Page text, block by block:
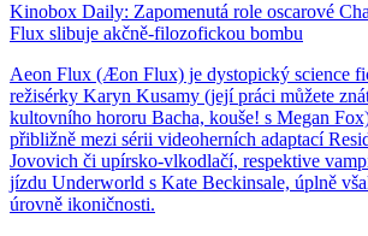
Kinobox Daily: Zapomenutá role oscarové
Flux slibuje akčně-filozofickou bombu
Aeon Flux (Æon Flux) je dystopický science
režisérky Karyn Kusamy (její práci můžete
kultovního hororu Bacha, kouše! s Megan
přibližně mezi sérii videoherních adaptací
Jovovich či upírsko-vlkodlačí, respektive
jízdu Underworld s Kate Beckinsale, úplně
úrovně ikoničnosti.